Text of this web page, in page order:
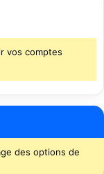
vos comptes
des options de